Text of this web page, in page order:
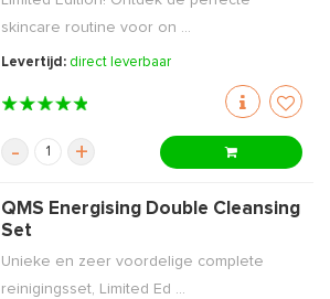
skincare routine voor on ...
Levertijd: direct leverbaar
- +
QMS Energising Double Cleansing
Set
Unieke en zeer voordelige complete
reinigingsset, Limited Ed ...